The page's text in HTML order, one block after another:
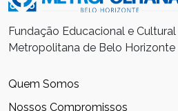
Fundação Educacional e Cultural
Metropolitana de Belo Horizonte
Quem Somos
Nossos Compromissos